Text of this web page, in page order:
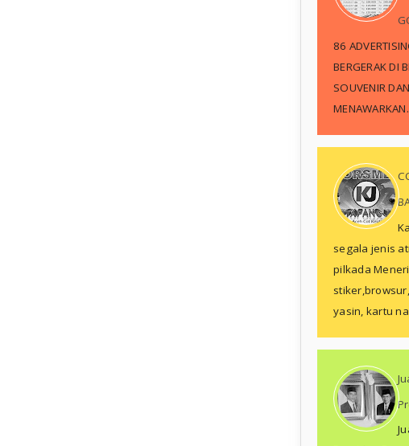
86
BERGERAK DI
SOUVENIR
segala jenis
pilkada
yasin, kartu